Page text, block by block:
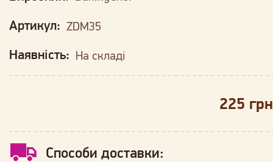
Артикул: ZDM35
Наявність: На складі
225 грн
Способи доставки: